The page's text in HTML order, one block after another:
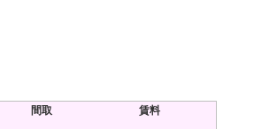
間取 賃料